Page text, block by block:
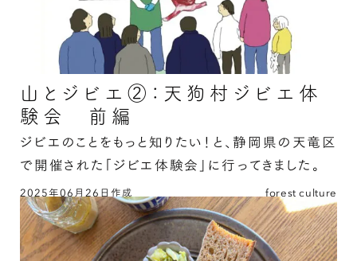
山とジビエ②：天狗村ジビエ体
験会 前編
ジビエのことをもっと知りたい！と、静岡県の天竜区
で開催された「ジビエ体験会」に行ってきました。
2025年06月26日作成 forest culture
山とジビエ②：天狗村ジビエ体験会 前編の続き
を読む